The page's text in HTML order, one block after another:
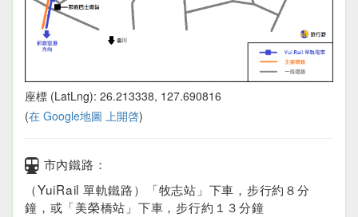
座標 (LatLng): 26.213338, 127.690816
(在 Google地圖 上開啓)
市內鐵路：
（YuiRail 單軌鐵路）「牧志站」下車，步行約８分
鐘，或「美榮橋站」下車，步行約１３分鐘